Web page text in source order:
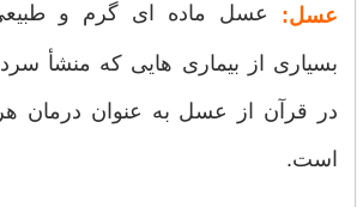
عسل: عسل ماده ای گرم و
بسیاری از بیماری هایی که منشأ
در قرآن از عسل به عنوان درمان هر
است.